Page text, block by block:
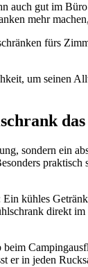
gut im
mehr
fürs
um seinen
sondern ein
kühles
direkt
er in jeden